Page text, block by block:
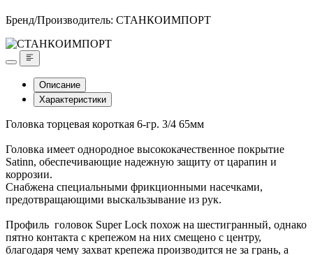
Бренд/Производитель: СТАНКОИМПОРТ
Описание
Характеристики
Головка торцевая короткая 6-гр. 3/4 65мм
Головка имеет однородное высококачественное покрытие
Satinn, обеспечивающие надежную защиту от царапин и
коррозии.
Снабжена специальными фрикционными насечками,
предотвращающими выскальзывание из рук.
Профиль головок Super Lock похож на шестигранный, однако
пятно контакта с крепежом на них смещено с центру,
благодаря чему захват крепежа производится не за грань, а